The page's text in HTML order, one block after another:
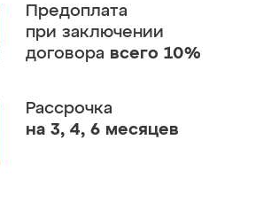
Предоплата
при заключении
договора всего 10%
Рассрочка
на 3, 4, 6 месяцев